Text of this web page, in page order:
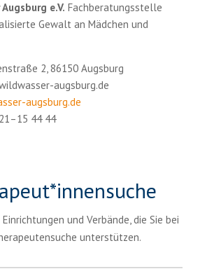
e.V. Fachberatungsstelle
Gewalt an Mädchen und
2, 86150 Augsburg
augsburg.de
augsburg.de
44 44
und Verbände, die Sie bei
unterstützen.